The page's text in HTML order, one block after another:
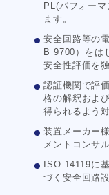
PL(パフォー
ます。
安全回路等の
B 9700）をは
安全性評価を
認証機関で評
格の解釈およ
得られるよう
装置メーカー
メントコンサ
ISO 14119に
づく安全回路